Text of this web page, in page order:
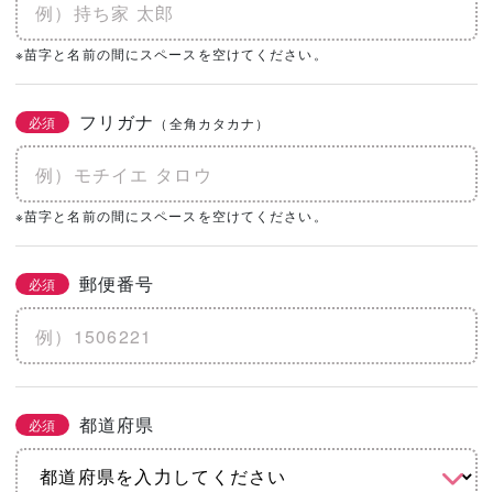
※苗字と名前の間にスペースを空けてください。
必須 フリガナ （全角カタカナ）
※苗字と名前の間にスペースを空けてください。
必須 郵便番号
必須 都道府県